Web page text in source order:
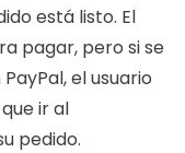
está listo. El
pagar, pero si se
el usuario
ir al
pedido.